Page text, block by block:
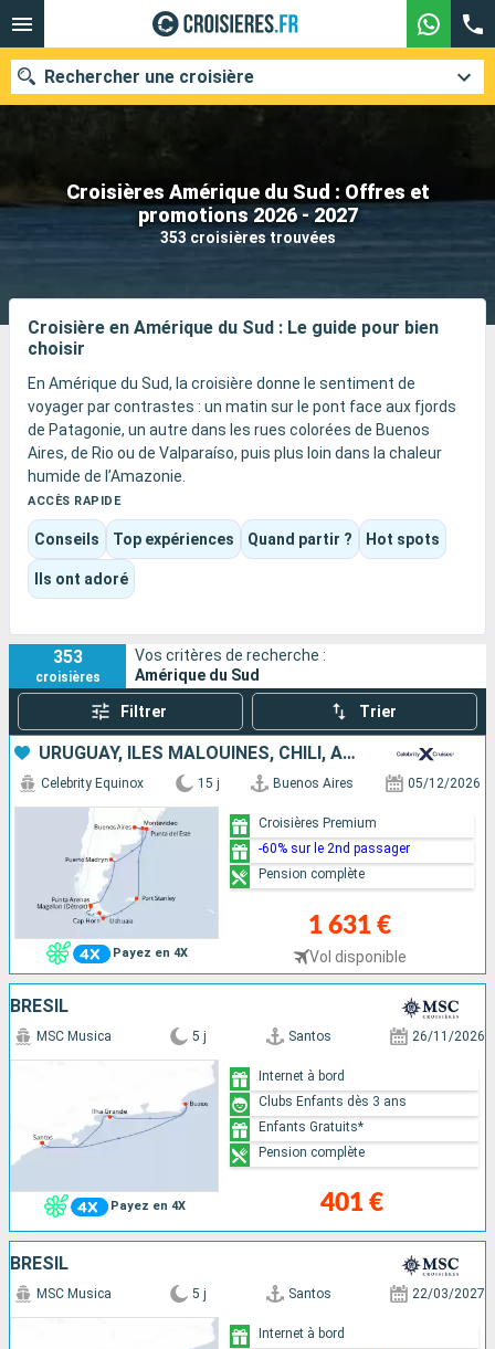
Croisières Amérique du Sud : Offres et
promotions 2026 - 2027
353 croisières trouvées
Rechercher une croisière
Nos destinations
Ports Compagnies
Croisière en Amérique du Sud : Le guide pour bien
choisir
En Amérique du Sud, la croisière donne le sentiment de
voyager par contrastes : un matin sur le pont face aux fjords
de Patagonie, un autre dans les rues colorées de Buenos
Aires, de Rio ou de Valparaíso, puis plus loin dans la chaleur
humide de l’Amazonie.
Le voyage se vit autant dans les arrivées par la mer que dans
les escales, entre glaciers, plages brésiliennes, cafés
historiques, marchés, tango, samba et paysages du bout du
monde.
Selon la saison et le navire choisis, l’expérience peut prendre
clairement tournée vers l’expédition.
ACCÈS RAPIDE
Conseils Top expériences Quand partir ? Hot spots
Ils ont adoré
353
croisières
Vos critères de recherche :
Amérique du Sud
Filtrer Trier
URUGUAY, ÎLES MALOUINES, CHILI, ARGENTINE
Payez en 4X
Celebrity Equinox 15 j Buenos Aires 05/12/2026
1 631 €
Vol disponible
Croisières Premium
-60% sur le 2nd passager
Pension complète
BRÉSIL
Payez en 4X
MSC Musica 5 j Santos 26/11/2026
401 €
Internet à bord
Clubs Enfants dès 3 ans
Enfants Gratuits*
Pension complète
BRÉSIL
MSC Musica 5 j Santos 22/03/2027
Internet à bord